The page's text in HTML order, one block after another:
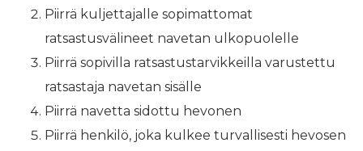
Piirrä kuljettajalle sopimattomat
ratsastusvälineet navetan ulkopuolelle
Piirrä sopivilla ratsastustarvikkeilla varustettu
ratsastaja navetan sisälle
Piirrä navetta sidottu hevonen
Piirrä henkilö, joka kulkee turvallisesti hevosen